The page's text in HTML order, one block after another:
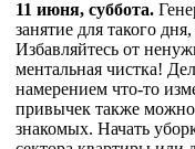
11 июня, суббота.
занятие для такого
Избавляйтесь от
ментальная чистка!
намерением что-то
привычек также можно
знакомых. Начать